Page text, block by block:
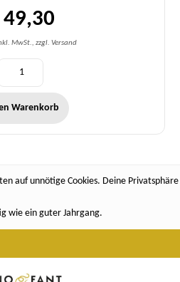
MwSt., zzgl. Versand
Warenkorb
auf unnötige Cookies. Deine Privatsphäre
wie ein guter Jahrgang.